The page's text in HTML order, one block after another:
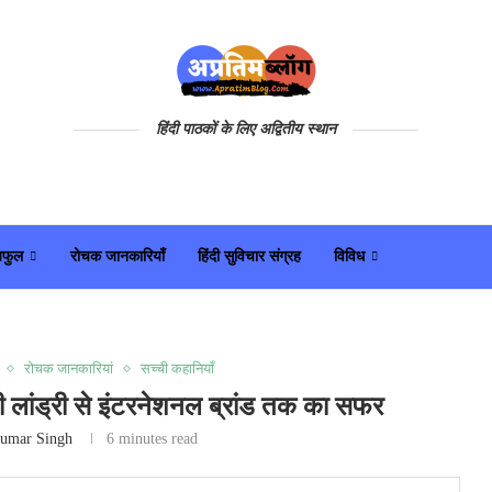
हिंदी पाठकों के लिए अद्वितीय स्थान
रोचक जानकारियाँ हिंदी सुविचार संग्रह विविध
रोचक जानकारियां सच्ची कहानियाँ
लांड्री से इंटरनेशनल ब्रांड तक का सफर
Singh 6 minutes read